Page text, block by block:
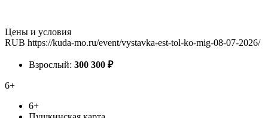
Цены и условия
RUB https://kuda-mo.ru/event/vystavka-est-tol-ko-mig-08-07-2026/
Взрослый: 300 300 ₽
6+
6+